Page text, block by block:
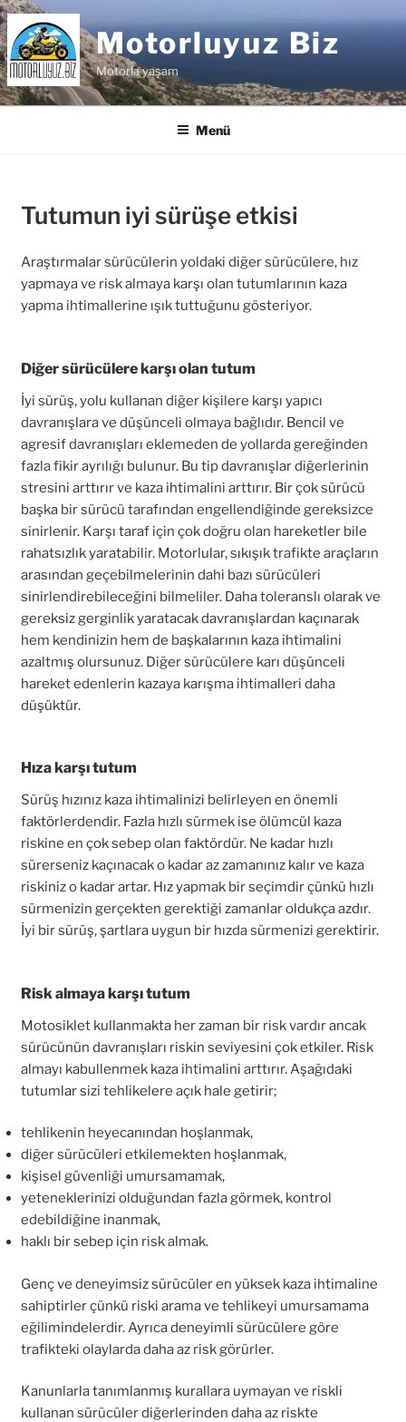
İçeriğe
geç
Motorluyuz Biz
Motorla yaşam
Menü
Tutumun iyi sürüşe etkisi
Araştırmalar sürücülerin yoldaki diğer sürücülere, hız
yapmaya ve risk almaya karşı olan tutumlarının kaza
yapma ihtimallerine ışık tuttuğunu gösteriyor.
Diğer sürücülere karşı olan tutum
İyi sürüş, yolu kullanan diğer kişilere karşı yapıcı
davranışlara ve düşünceli olmaya bağlıdır. Bencil ve
agresif davranışları eklemeden de yollarda gereğinden
fazla fikir ayrılığı bulunur. Bu tip davranışlar diğerlerinin
stresini arttırır ve kaza ihtimalini arttırır. Bir çok sürücü
başka bir sürücü tarafından engellendiğinde gereksizce
sinirlenir. Karşı taraf için çok doğru olan hareketler bile
rahatsızlık yaratabilir. Motorlular, sıkışık trafikte araçların
arasından geçebilmelerinin dahi bazı sürücüleri
sinirlendirebileceğini bilmeliler. Daha toleranslı olarak ve
gereksiz gerginlik yaratacak davranışlardan kaçınarak
hem kendinizin hem de başkalarının kaza ihtimalini
azaltmış olursunuz. Diğer sürücülere karı düşünceli
hareket edenlerin kazaya karışma ihtimalleri daha
düşüktür.
Hıza karşı tutum
Sürüş hızınız kaza ihtimalinizi belirleyen en önemli
faktörlerdendir. Fazla hızlı sürmek ise ölümcül kaza
riskine en çok sebep olan faktördür. Ne kadar hızlı
sürerseniz kaçınacak o kadar az zamanınız kalır ve kaza
riskiniz o kadar artar. Hız yapmak bir seçimdir çünkü hızlı
sürmenizin gerçekten gerektiği zamanlar oldukça azdır.
İyi bir sürüş, şartlara uygun bir hızda sürmenizi gerektirir.
Risk almaya karşı tutum
Motosiklet kullanmakta her zaman bir risk vardır ancak
sürücünün davranışları riskin seviyesini çok etkiler. Risk
almayı kabullenmek kaza ihtimalini arttırır. Aşağıdaki
tutumlar sizi tehlikelere açık hale getirir;
tehlikenin heyecanından hoşlanmak,
diğer sürücüleri etkilemekten hoşlanmak,
kişisel güvenliği umursamamak,
yeteneklerinizi olduğundan fazla görmek, kontrol
edebildiğine inanmak,
haklı bir sebep için risk almak.
Genç ve deneyimsiz sürücüler en yüksek kaza ihtimaline
sahiptirler çünkü riski arama ve tehlikeyi umursamama
eğilimindelerdir. Ayrıca deneyimli sürücülere göre
trafikteki olaylarda daha az risk görürler.
Kanunlarla tanımlanmış kurallara uymayan ve riskli
kullanan sürücüler diğerlerinden daha az riskte